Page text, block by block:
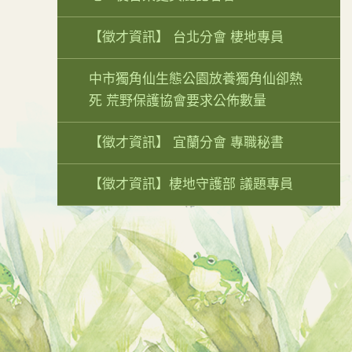
【徵才資訊】 台北分會 棲地專員
中市獨角仙生態公園放養獨角仙卻熱
死 荒野保護協會要求公佈數量
【徵才資訊】 宜蘭分會 專職秘書
【徵才資訊】棲地守護部 議題專員